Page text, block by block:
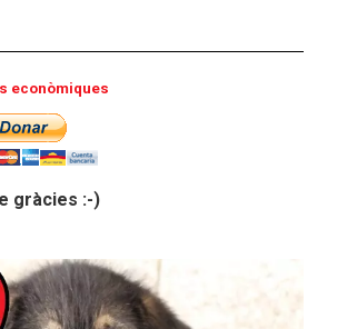
econòmiques
gràcies :-)